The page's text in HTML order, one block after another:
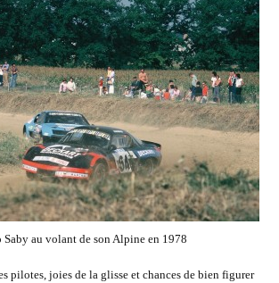
Saby au volant de son Alpine en 1978
pilotes, joies de la glisse et chances de bien figurer